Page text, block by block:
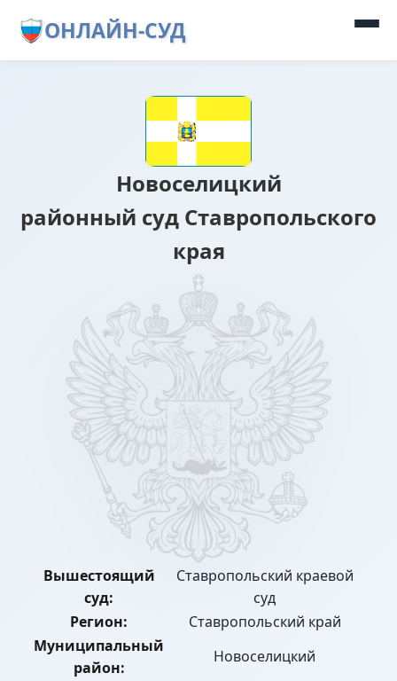
ОНЛАЙН-СУД
Новоселицкий
районный суд Ставропольского
края
Вышестоящий
суд:
Ставропольский краевой
суд
Регион:
Ставропольский край
Муниципальный
район:
Новоселицкий